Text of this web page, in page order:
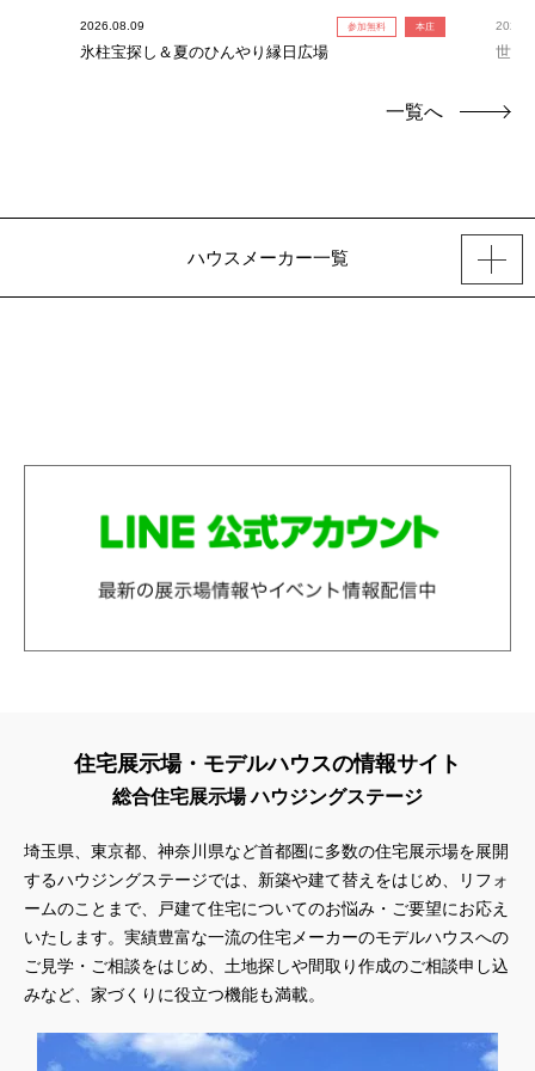
2026.08.09 参加無料 本庄
氷柱宝探し＆夏のひんやり縁日広場
世界
一覧へ
ハウスメーカー一覧
住宅展示場・モデルハウスの情報サイト
総合住宅展示場 ハウジングステージ
埼玉県、東京都、神奈川県など首都圏に多数の住宅展示場を展開
するハウジングステージでは、新築や建て替えをはじめ、リフォ
ームのことまで、戸建て住宅についてのお悩み・ご要望にお応え
いたします。実績豊富な一流の住宅メーカーのモデルハウスへの
ご見学・ご相談をはじめ、土地探しや間取り作成のご相談申し込
みなど、家づくりに役立つ機能も満載。